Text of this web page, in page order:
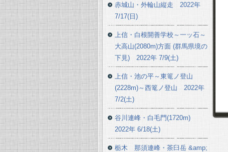
赤城山・外輪山縦走 2022年
7/17(日)
上信・白根開善学校～一ッ石～
大高山(2080m)方面 (群馬県境の
下見) 2022年 7/9(土)
上信・池の平～東篭ノ登山
(2228m)～西篭ノ登山 2022年
7/2(土)
谷川連峰・白毛門(1720m)
2022年 6/18(土)
栃木 那須連峰・茶臼岳 &amp;